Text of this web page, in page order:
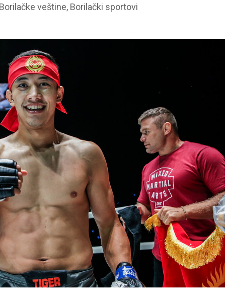
Borilačke veštine, Borilački sportovi